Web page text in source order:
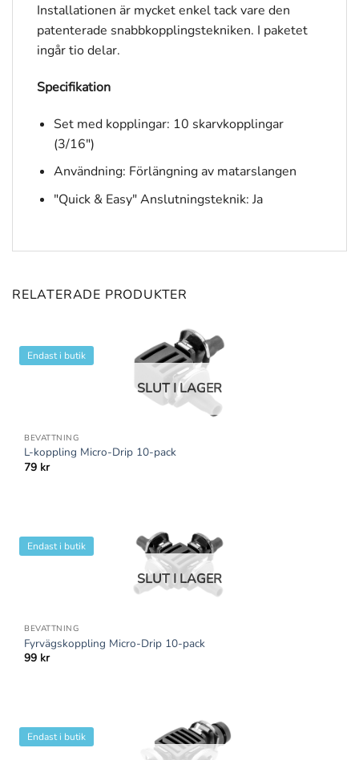
Installationen är mycket enkel tack vare den
patenterade snabbkopplingstekniken. I paketet
ingår tio delar.
Specifikation
Set med kopplingar: 10 skarvkopplingar
(3/16")
Användning: Förlängning av matarslangen
"Quick & Easy" Anslutningsteknik: Ja
RELATERADE PRODUKTER
Endast i butik
SLUT I LAGER
BEVATTNING
L-koppling Micro-Drip 10-pack
79 kr
Endast i butik
SLUT I LAGER
BEVATTNING
Fyrvägskoppling Micro-Drip 10-pack
99 kr
Endast i butik